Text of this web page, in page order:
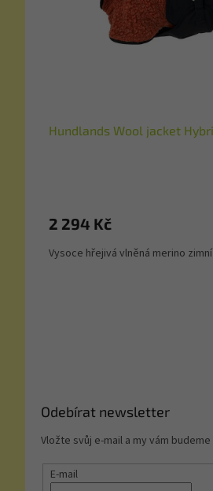
Hundlands Wool jacket
2 294 Kč
Vysoce hřejivá vlněná merino
Odebírat newsletter
Vložte svůj e-mail a my vám
E-mail